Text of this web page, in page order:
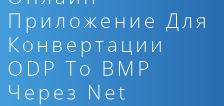
Приложение Для
Конвертации
ODP To BMP
Через Net